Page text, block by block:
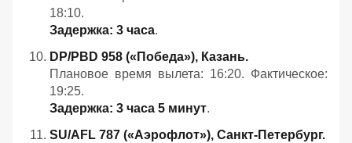
18:10.
Задержка: 3 часа.
DP/PBD 958 («Победа»), Казань.
Плановое время вылета: 16:20. Фактическое:
19:25.
Задержка: 3 часа 5 минут.
SU/AFL 787 («Аэрофлот»), Санкт‑Петербург.